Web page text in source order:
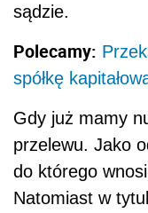
sądzie.
Polecamy:
spółkę
Gdy już mamy
przelewu. Jako
do którego
Natomiast w